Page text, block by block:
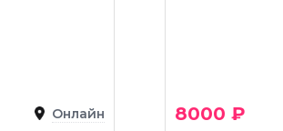
Онлайн 8000 ₽